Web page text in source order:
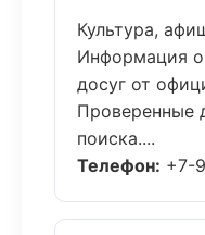
Культура,
Информация
досуг от
Проверенные
поиска....
Телефон: +7-